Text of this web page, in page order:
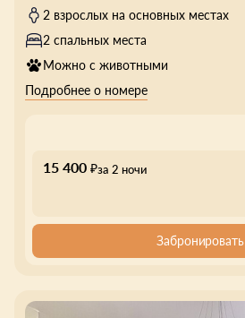
2 взрослых на основных местах
2 спальных места
Можно с животными
Подробнее о номере
15 400 ₽за 2 ночи
Забронировать